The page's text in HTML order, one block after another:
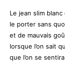
Le jean slim
le porter sans
et de mauvais
lorsque l’on sait
que l’on se